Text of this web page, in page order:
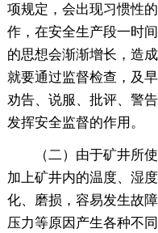
项规定，会出现习惯性
作，在安全生产段一时
的思想会渐渐增长，造
就要通过监督检查，及
劝告、说服、批评、警
发挥安全监督的作用。
（二）由于矿井所使
加上矿井内的温度、湿
化、磨损，容易发生故
压力等原因产生各种不